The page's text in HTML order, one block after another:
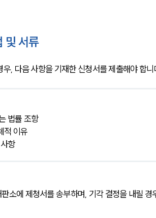
및 서류
, 다음 사항을 기재한 신청서를 제출해야 합니
법률 조항
적 이유
항
소에 제청서를 송부하며, 기각 결정을 내릴 경